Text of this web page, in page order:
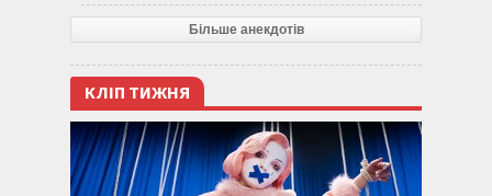
Більше анекдотів
КЛІП ТИЖНЯ